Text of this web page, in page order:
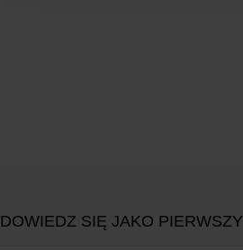
DOWIEDZ SIĘ JAKO PIERWSZY